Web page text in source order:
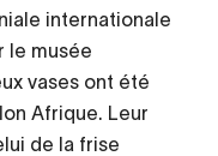
internationale
le musée
vases ont été
Afrique. Leur
de la frise